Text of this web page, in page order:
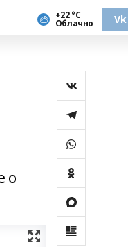
+22 °С
Облачно Vk
о